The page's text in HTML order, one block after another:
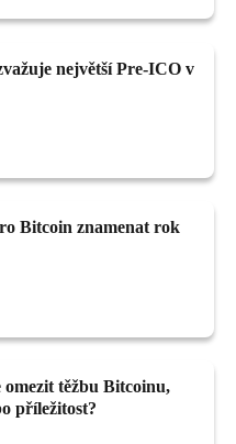
největší Pre-ICO v
Bitcoin znamenat rok
omezit těžbu Bitcoinu,
příležitost?